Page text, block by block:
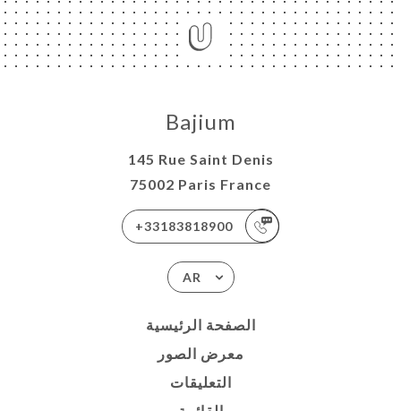
Bajium
145 Rue Saint Denis
75002 Paris France
+33183818900
AR
الصفحة الرئيسية
معرض الصور
التعليقات